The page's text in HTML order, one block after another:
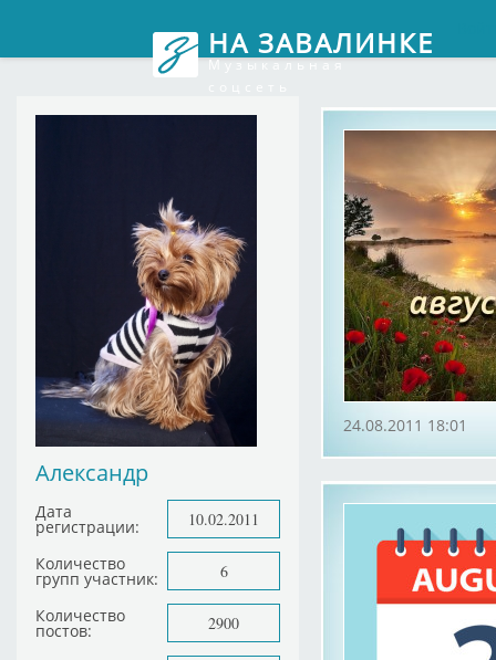
НА ЗАВАЛИНКЕ
Музыкальная
Александр
Дата
регистрации: 10.02.2011
Количество
групп участник: 6
Количество
постов: 2900
24.08.2011 18:01